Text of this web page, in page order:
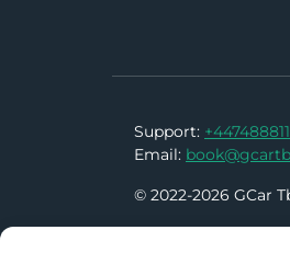
Support:
Email:
© 2022-2026 GCar